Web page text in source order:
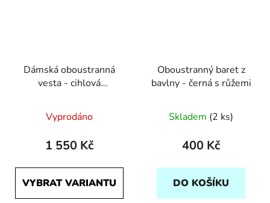
Dámská oboustranná
vesta - cihlová
Vyprodáno
1 550 Kč
VYBRAT VARIANTU
Oboustranný baret z
bavlny - černá s růžemi
Skladem (2 ks)
400 Kč
DO KOŠÍKU